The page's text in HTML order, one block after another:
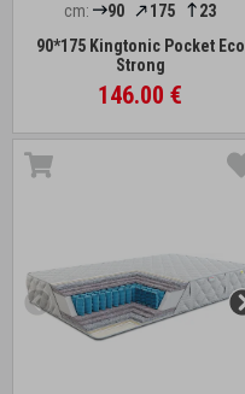
cm: 90 175
23
90*175 Kingtonic Pocket Eco
Strong
146.00 €